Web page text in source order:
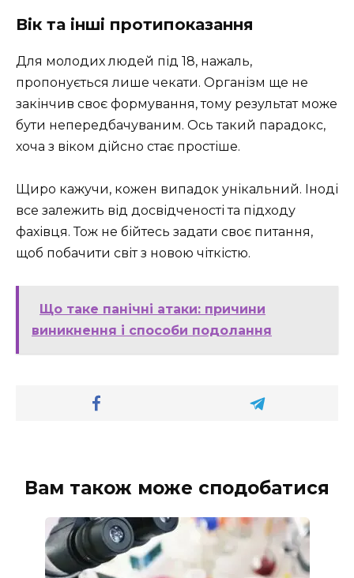
Вік та інші протипоказання
Для молодих людей під 18, нажаль,
пропонується лише чекати. Організм ще не
закінчив своє формування, тому результат може
бути непередбачуваним. Ось такий парадокс,
хоча з віком дійсно стає простіше.
Щиро кажучи, кожен випадок унікальний. Іноді
все залежить від досвідченості та підходу
фахівця. Тож не бійтесь задати своє питання,
щоб побачити світ з новою чіткістю.
Що таке панічні атаки: причини
виникнення і способи подолання
Вам також може сподобатися